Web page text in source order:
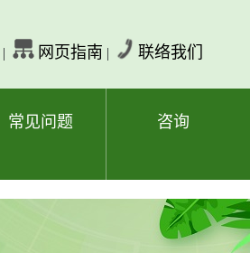
| 网页指南 | 联络我们
常见问题 咨询